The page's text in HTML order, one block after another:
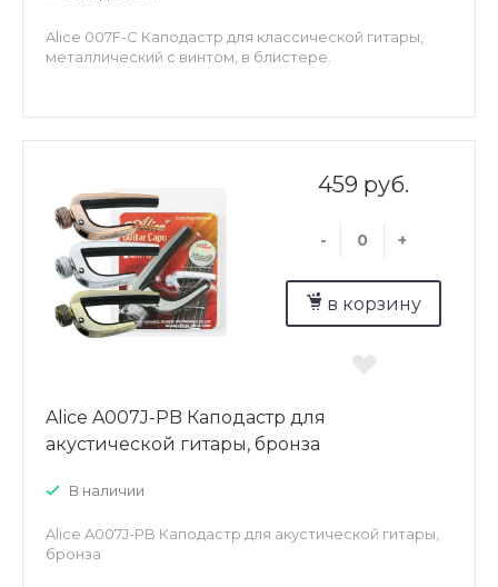
Alice 007F-C Каподастр для классической гитары,
металлический с винтом, в блистере.
459 руб.
- +
в корзину
Alice A007J-PB Каподастр для
акустической гитары, бронза
В наличии
Alice A007J-PB Каподастр для акустической гитары,
бронза